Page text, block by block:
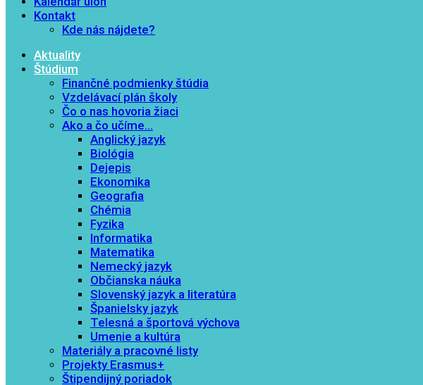
Kontakt
Kde nás nájdete?
Aktuality
Štúdium
Finančné podmienky štúdia
Vzdelávací plán školy
Čo o nas hovoria žiaci
Ako a čo učíme…
Anglický jazyk
Biológia
Dejepis
Ekonomika
Geografia
Chémia
Fyzika
Informatika
Matematika
Nemecký jazyk
Občianska náuka
Slovenský jazyk a literatúra
Španielsky jazyk
Telesná a športová výchova
Umenie a kultúra
Materiály a pracovné listy
Projekty Erasmus+
Štipendijný poriadok